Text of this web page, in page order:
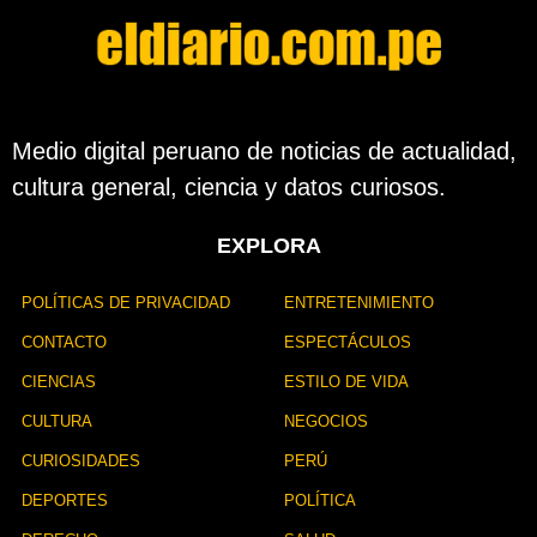
l
a
i
c
n
Medio digital peruano de noticias de actualidad,
cultura general, ciencia y datos curiosos.
EXPLORA
POLÍTICAS DE PRIVACIDAD
CONTACTO
CIENCIAS
CULTURA
CURIOSIDADES
DEPORTES
ENTRETENIMIENTO
ESPECTÁCULOS
ESTILO DE VIDA
NEGOCIOS
PERÚ
POLÍTICA